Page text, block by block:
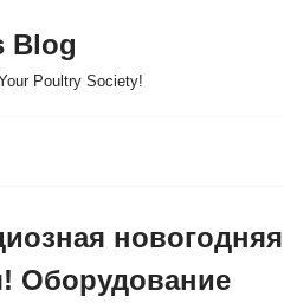
Blog
Poultry Society!
новогодняя
Оборудование